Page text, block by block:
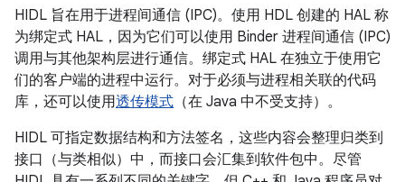
HIDL 旨在用于进程间通信 (IPC)。使用 HDL 创建的 HAL 称
为绑定式 HAL，因为它们可以使用 Binder 进程间通信 (IPC)
调用与其他架构层进行通信。绑定式 HAL 在独立于使用它
们的客户端的进程中运行。对于必须与进程相关联的代码
库，还可以使用透传模式 （在 Java 中不受支持）。
HIDL 可指定数据结构和方法签名，这些内容会整理归类到
接口（与类相似）中，而接口会汇集到软件包中。尽管